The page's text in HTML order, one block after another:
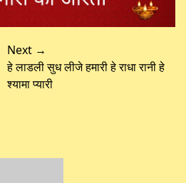
Next →
हे लाडली सुध लीजे हमारी हे राधा रानी हे
श्यामा प्यारी